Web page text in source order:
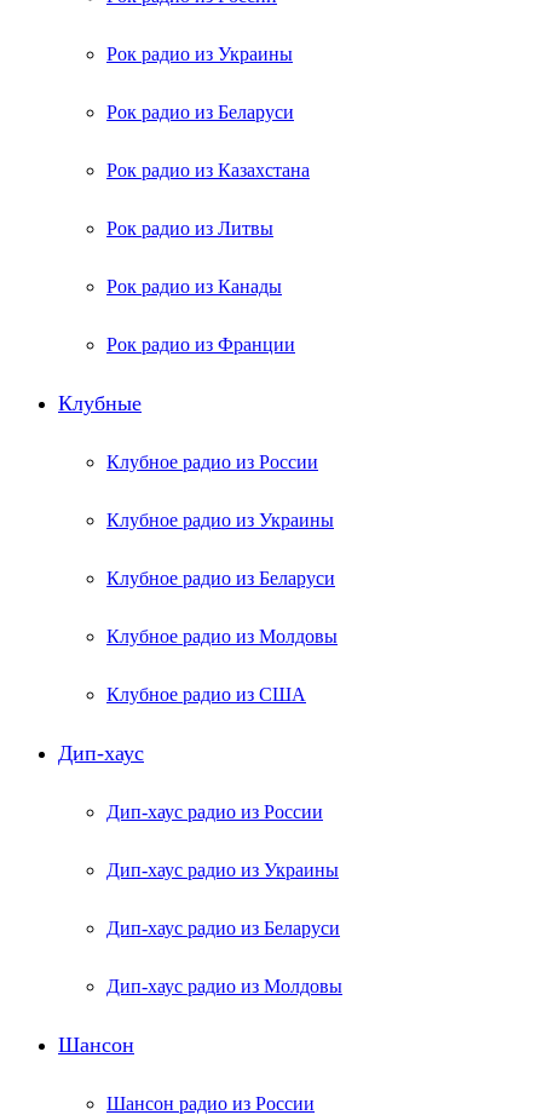
Рок радио из Украины
Рок радио из Беларуси
Рок радио из Казахстана
Рок радио из Литвы
Рок радио из Канады
Рок радио из Франции
Клубные
Клубное радио из России
Клубное радио из Украины
Клубное радио из Беларуси
Клубное радио из Молдовы
Клубное радио из США
Дип-хаус
Дип-хаус радио из России
Дип-хаус радио из Украины
Дип-хаус радио из Беларуси
Дип-хаус радио из Молдовы
Шансон
Шансон радио из России